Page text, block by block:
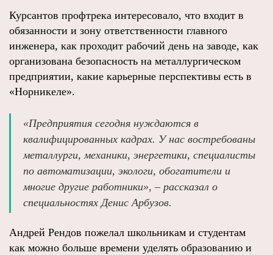
Курсантов профтрека интересовало, что входит в
обязанности и зону ответственности главного
инженера, как проходит рабочий день на заводе, как
организована безопасность на металлургическом
предприятии, какие карьерные перспективы есть в
«Норникеле».
«Предприятия сегодня нуждаются в
квалифицированных кадрах. У нас востребованы
металлурги, механики, энергетики, специалисты
по автоматизации, экологи, обогатители и
многие другие работники», – рассказал о
специальностях Денис Арбузов.
Андрей Рендов пожелал школьникам и студентам
как можно больше времени уделять образованию и